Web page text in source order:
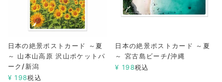
日本の絶景ポストカード ～夏
～ 山本山高原 沢山ポケットパ
ーク/新潟
¥ 198税込
日本の絶景ポストカード ～夏
～ 宮古島ビーチ/沖縄
¥ 198税込